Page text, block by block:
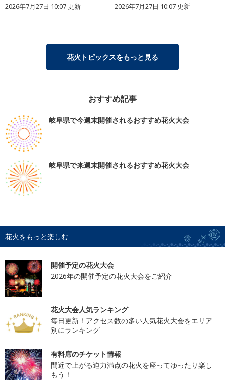
2026年7月27日 10:07 更新 2026年7月27日 10:07 更新
花火トピックスをもっと見る
おすすめ記事
岐阜県で今週末開催されるおすすめ花火大会
岐阜県で来週末開催されるおすすめ花火大会
花火をもっと楽しむ
開催予定の花火大会
2026年の開催予定の花火大会をご紹介
花火大会人気ランキング
毎日更新！アクセス数の多い人気花火大会をエリア
別にランキング
有料席のチケット情報
間近で上がる迫力満点の花火を座ってゆったり楽し
もう！